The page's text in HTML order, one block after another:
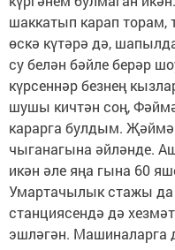
шаккатып карап
өскә күтәрә дә,
су белән бәйле берәр
күрсеннәр безнең
шушы кичтән соң,
карарга булдым.
чыганагына әйләнде.
икән әле яңа гына 60
Умартачылык стажы да
станциясендә дә
эшләгән. Машиналарга